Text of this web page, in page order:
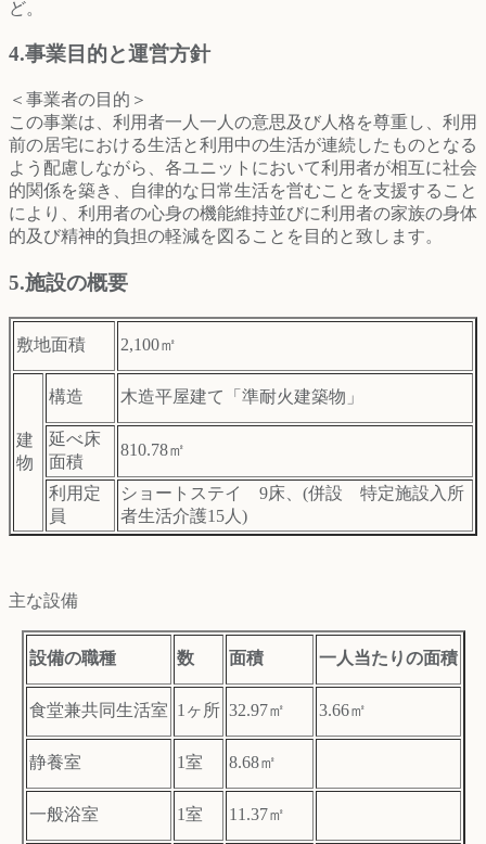
ど。
4.事業目的と運営方針
＜事業者の目的＞
この事業は、利用者一人一人の意思及び人格を尊重し、利用
前の居宅における生活と利用中の生活が連続したものとなる
よう配慮しながら、各ユニットにおいて利用者が相互に社会
的関係を築き、自律的な日常生活を営むことを支援すること
により、利用者の心身の機能維持並びに利用者の家族の身体
的及び精神的負担の軽減を図ることを目的と致します。
5.施設の概要
敷地面積 2,100㎡
建
物
構造 木造平屋建て「準耐火建築物」
延べ床
面積
810.78㎡
利用定
員
ショートステイ 9床、(併設 特定施設入所
者生活介護15人)
主な設備
設備の職種 数 面積 一人当たりの面積
食堂兼共同生活室 1ヶ所 32.97㎡ 3.66㎡
静養室 1室 8.68㎡
一般浴室 1室 11.37㎡